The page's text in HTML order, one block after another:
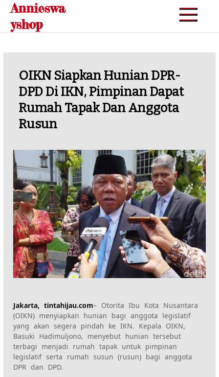
Skip
content
Annieswa
yshop
OIKN Siapkan Hunian DPR-
DPD Di IKN, Pimpinan Dapat
Rumah Tapak Dan Anggota
Rusun
Jakarta, tintahijau.com– Otorita Ibu Kota Nusantara
(OIKN) menyiapkan hunian bagi anggota legislatif
yang akan segera pindah ke IKN. Kepala OIKN,
Basuki Hadimuljono, menyebut hunian tersebut
terbagi menjadi rumah tapak untuk pimpinan
legislatif serta rumah susun (rusun) bagi anggota
DPR dan DPD.